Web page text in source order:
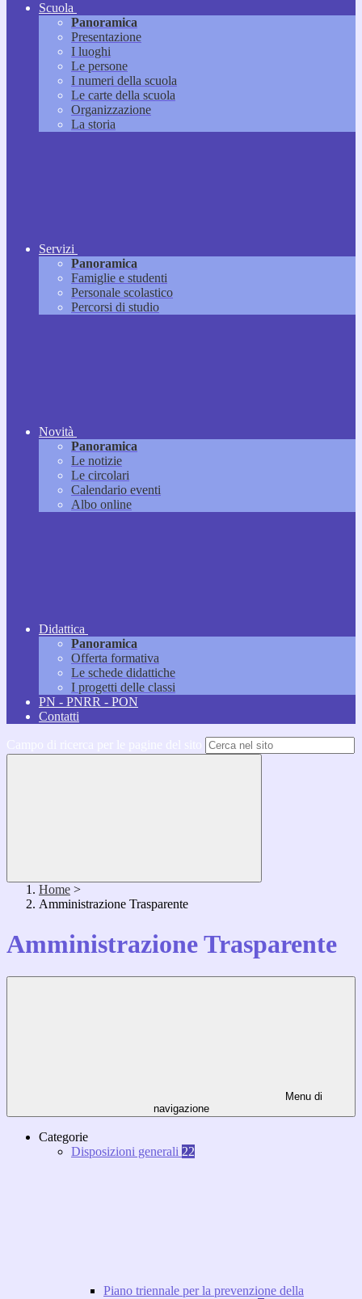
Scuola
Panoramica
Presentazione
I luoghi
Le persone
I numeri della scuola
Le carte della scuola
Organizzazione
La storia
Servizi
Panoramica
Famiglie e studenti
Personale scolastico
Percorsi di studio
Novità
Panoramica
Le notizie
Le circolari
Calendario eventi
Albo online
Didattica
Panoramica
Offerta formativa
Le schede didattiche
I progetti delle classi
PN - PNRR - PON
Contatti
Home >
Amministrazione Trasparente
Amministrazione Trasparente
Menu di
navigazione
Categorie
Disposizioni generali 22
Piano triennale per la prevenzione della